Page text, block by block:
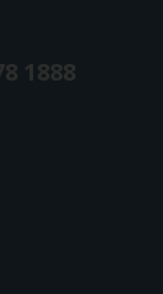
1888